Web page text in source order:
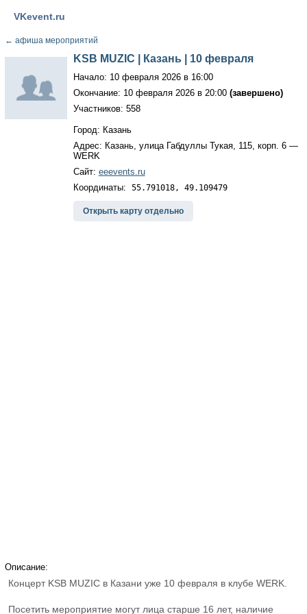
VKevent.ru
← афиша мероприятий
KSB MUZIC | Казань | 10 февраля
Начало: 10 февраля 2026 в 16:00
Окончание: 10 февраля 2026 в 20:00 (завершено)
Участников: 558
Город: Казань
Адрес: Казань, улица Габдуллы Тукая, 115, корп. 6 —
WERK
Сайт: eeevents.ru
Координаты: 55.791018, 49.109479
Открыть карту отдельно
Описание:
Концерт KSB MUZIC в Казани уже 10 февраля в клубе WERK.
Посетить мероприятие могут лица старше 16 лет, наличие